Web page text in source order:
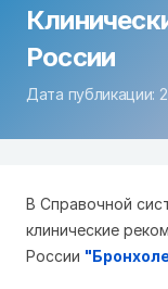
России
Дата публикации:
В Справочной
клинические
России